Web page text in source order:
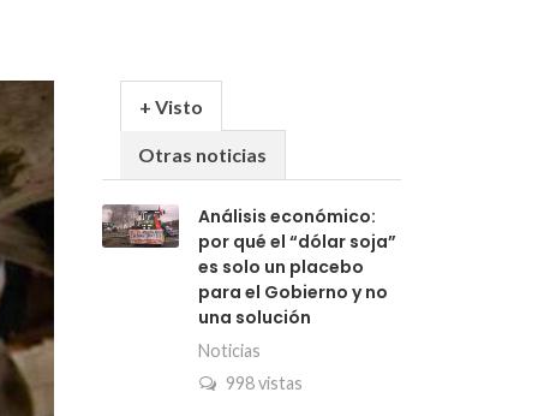
+ Visto
Otras noticias
Análisis económico:
por qué el “dólar soja”
es solo un placebo
para el Gobierno y no
una solución
Noticias
998 vistas